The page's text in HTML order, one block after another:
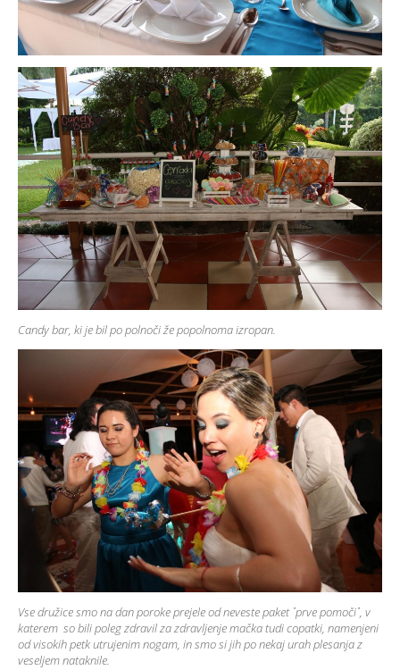
Candy bar, ki je bil po polnoči že popolnoma izropan.
Vse družice smo na dan poroke prejele od neveste paket ᾽prve pomoči᾽, v
katerem so bili poleg zdravil za zdravljenje mačka tudi copatki, namenjeni
od visokih petk utrujenim nogam, in smo si jih po nekaj urah plesanja z
veseljem nataknile.